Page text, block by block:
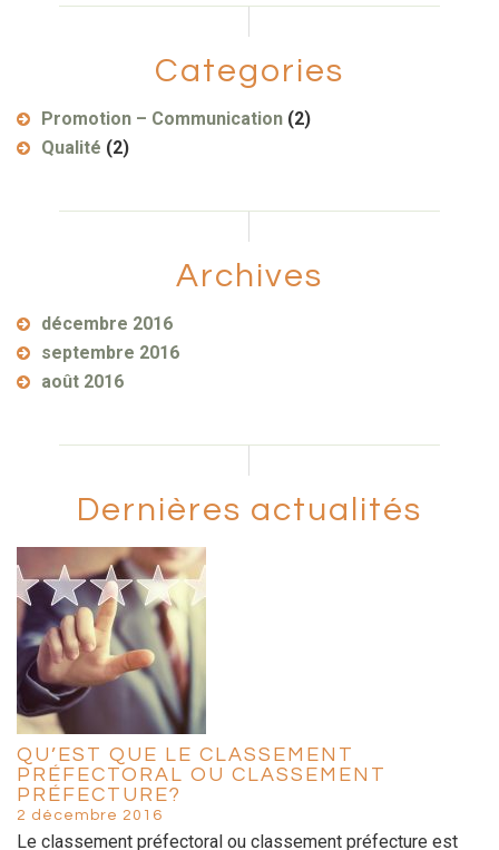
Categories
Promotion – Communication (2)
Qualité (2)
Archives
décembre 2016
septembre 2016
août 2016
Dernières actualités
QU’EST QUE LE CLASSEMENT
PRÉFECTORAL OU CLASSEMENT
PRÉFECTURE?
2 décembre 2016
Le classement préfectoral ou classement préfecture est